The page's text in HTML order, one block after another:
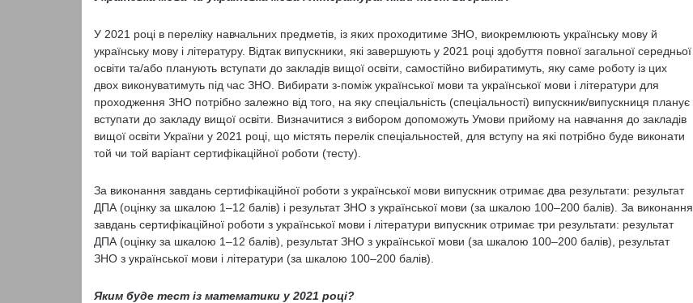
У 2021 році в переліку навчальних предметів, із яких проходитиме ЗНО, виокремлюють українську мову й
українську мову і літературу. Відтак випускники, які завершують у 2021 році здобуття повної загальної середньої
освіти та/або планують вступати до закладів вищої освіти, самостійно вибиратимуть, яку саме роботу із цих
двох виконуватимуть під час ЗНО. Вибирати з-поміж української мови та української мови і літератури для
проходження ЗНО потрібно залежно від того, на яку спеціальність (спеціальності) випускник/випускниця планує
вступати до закладу вищої освіти. Визначитися з вибором допоможуть Умови прийому на навчання до закладів
вищої освіти України у 2021 році, що містять перелік спеціальностей, для вступу на які потрібно буде виконати
той чи той варіант сертифікаційної роботи (тесту).
За виконання завдань сертифікаційної роботи з української мови випускник отримає два результати: результат
ДПА (оцінку за шкалою 1‒12 балів) і результат ЗНО з української мови (за шкалою 100‒200 балів). За виконання
завдань сертифікаційної роботи з української мови і літератури випускник отримає три результати: результат
ДПА (оцінку за шкалою 1‒12 балів), результат ЗНО з української мови (за шкалою 100‒200 балів), результат
ЗНО з української мови і літератури (за шкалою 100‒200 балів).
Яким буде тест із математики у 2021 році?